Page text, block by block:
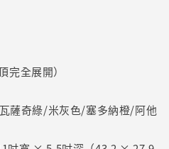
完全展開）
薩奇綠/米灰色/塞多納橙/阿他